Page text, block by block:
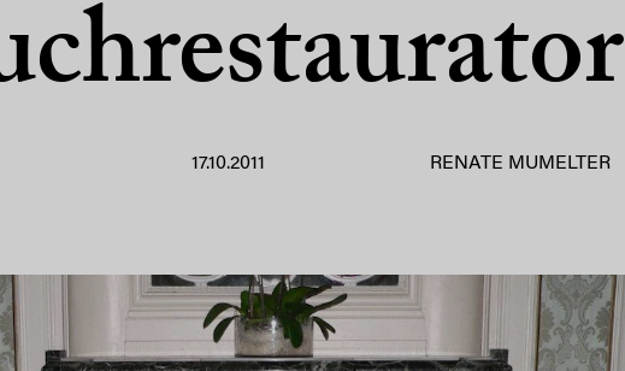
17.10.2011 RENATE MUMELTER